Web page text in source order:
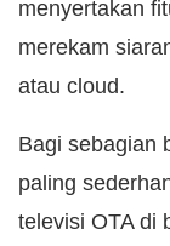
menyertakan
merekam
atau cloud.
Bagi sebagian
paling
televisi OTA di